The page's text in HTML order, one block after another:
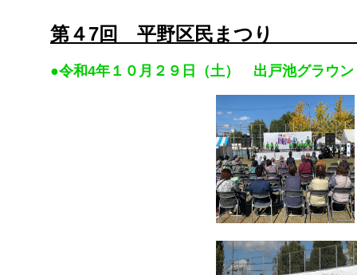
第４7回 平
●令和4年１０月２９日（土） 出戸池グラウン